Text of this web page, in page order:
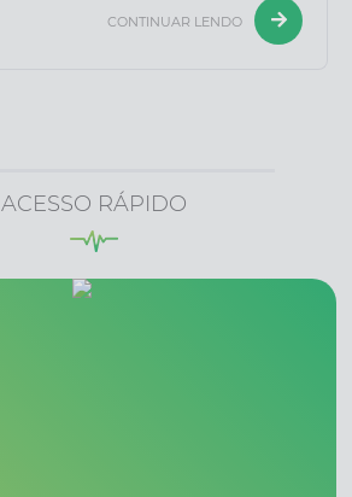
CONTINUAR LENDO
ACESSO RÁPIDO